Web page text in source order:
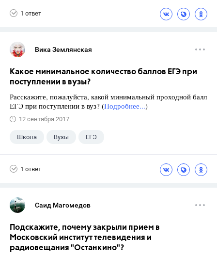
1 ответ
Вика Землянская
Какое минимальное количество баллов ЕГЭ при
поступлении в вузы?
Расскажите, пожалуйста, какой минимальный проходной балл
ЕГЭ при поступлении в вуз? (Подробнее...)
12 сентября 2017
Школа Вузы ЕГЭ
1 ответ
Саид Магомедов
Подскажите, почему закрыли прием в
Московский институт телевидения и
радиовещания "Останкино"?